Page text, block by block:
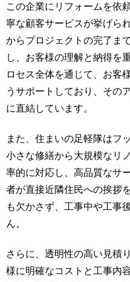
この企業にリフォームを依
寧な顧客サービスが挙げら
からプロジェクトの完了ま
し、お客様の理解と納得を
ロセス全体を通じて、お客
うサポートしており、その
に直結しています。
また、住まいの足軽隊はフ
小さな修繕から大規模なリ
率的に対応し、高品質なサ
者が直接近隣住民への挨拶
も欠かさず、工事中や工事
ん。
さらに、透明性の高い見積
様に明確なコストと工事内